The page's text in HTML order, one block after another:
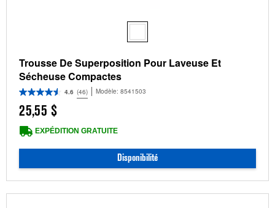
Trousse De Superposition Pour Laveuse Et
Sécheuse Compactes
4.6 (46) Modèle: 8541503
25,55 $
EXPÉDITION GRATUITE
Disponibilité